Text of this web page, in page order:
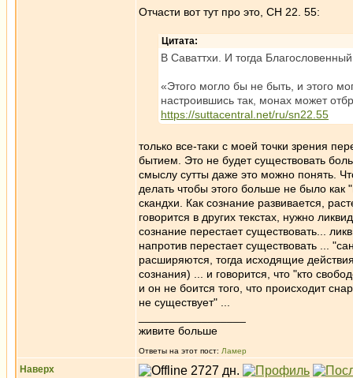
Отчасти вот тут про это, СН 22. 55:
Цитата:
В Саваттхи. И тогда
«Этого могло бы не быть, и этого
настроившись так, монах может
https://suttacentral.net/ru/sn22.55
только все-таки с моей точки зрения
бытием. Это не будет существовать
смыслу сутты даже это можно понять.
делать чтобы этого больше не было
скандхи. Как сознание развивается,
говорится в других текстах, нужно
сознание перестает существовать...
напротив перестает существовать ...
расширяются, тогда исходящие
сознания) ... и говорится, что "кто
и он не боится того, что происходит
не существует" ...
живите больше
Ответы на этот пост: Ламер
Наверх